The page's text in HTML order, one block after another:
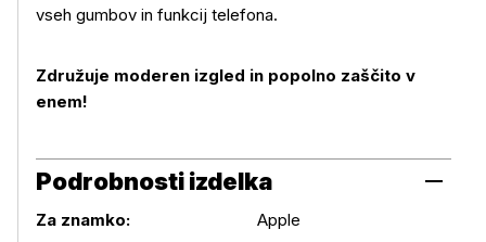
vseh gumbov in funkcij telefona.
Združuje moderen izgled in popolno zaščito v
enem!
Podrobnosti izdelka
Za znamko:
Apple